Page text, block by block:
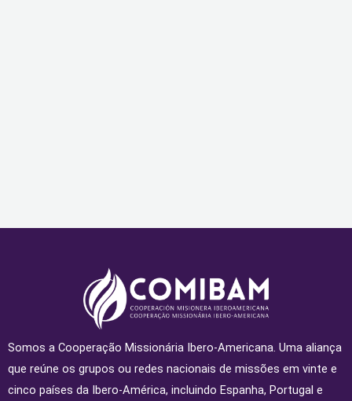
Somos a Cooperação Missionária Ibero-Americana. Uma aliança
que reúne os grupos ou redes nacionais de missões em vinte e
cinco países da Ibero-América, incluindo Espanha, Portugal e